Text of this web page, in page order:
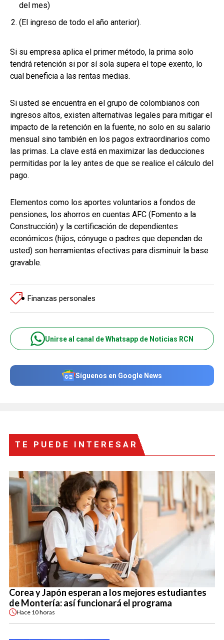
del mes)
(El ingreso de todo el año anterior).
Si su empresa aplica el primer método, la prima solo
tendrá retención si por sí sola supera el tope exento, lo
cual beneficia a las rentas medias.
Si usted se encuentra en el grupo de colombianos con
ingresos altos, existen alternativas legales para mitigar el
impacto de la retención en la fuente, no solo en su salario
mensual sino también en los pagos extraordinarios como
las primas. La clave está en maximizar las deducciones
permitidas por la ley antes de que se realice el cálculo del
pago.
Elementos como los aportes voluntarios a fondos de
pensiones, los ahorros en cuentas AFC (Fomento a la
Construcción) y la certificación de dependientes
económicos (hijos, cónyuge o padres que dependan de
usted) son herramientas efectivas para disminuir la base
gravable.
Finanzas personales
Unirse al canal de Whatsapp de Noticias RCN
Síguenos en Google News
TE PUEDE INTERESAR
Corea y Japón esperan a los mejores estudiantes
de Montería: así funcionará el programa
Hace 10 horas